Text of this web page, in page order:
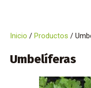
Inicio / Productos /
Umbelíferas